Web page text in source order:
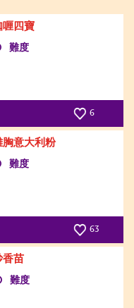
喱四寶
難度
6
胸意大利粉
難度
63
香苗
難度